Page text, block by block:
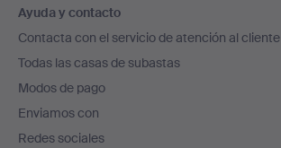
en
el
pie
de
página
Ayuda y contacto
Contacta con el servicio de atención al cliente
Todas las casas de subastas
Modos de pago
Enviamos con
Redes sociales